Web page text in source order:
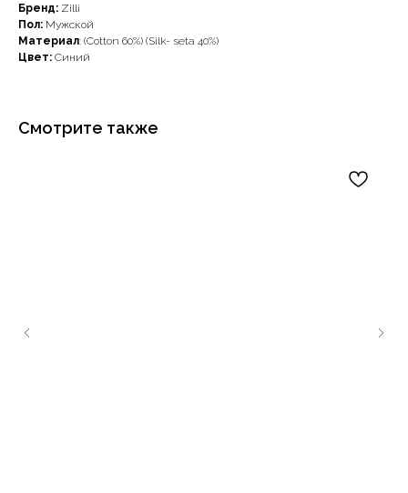
Бренд: Zilli
Пол: Мужской
Материал: (Cotton 60%) (Silk- seta 40%)
Цвет: Синий
Смотрите также